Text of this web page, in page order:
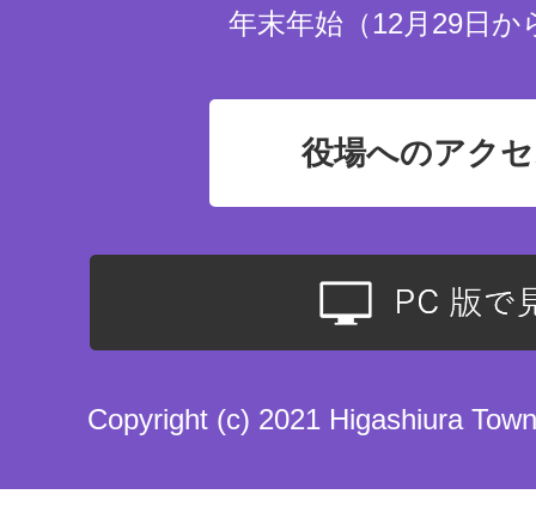
年末年始（12月29日か
役場へのアク
Copyright (c) 2021 Higashiura